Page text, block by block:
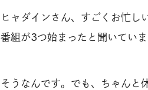
ヒャダインさん、すごくお忙し
番組が3つ始まったと聞いていま
そうなんです。でも、ちゃんと